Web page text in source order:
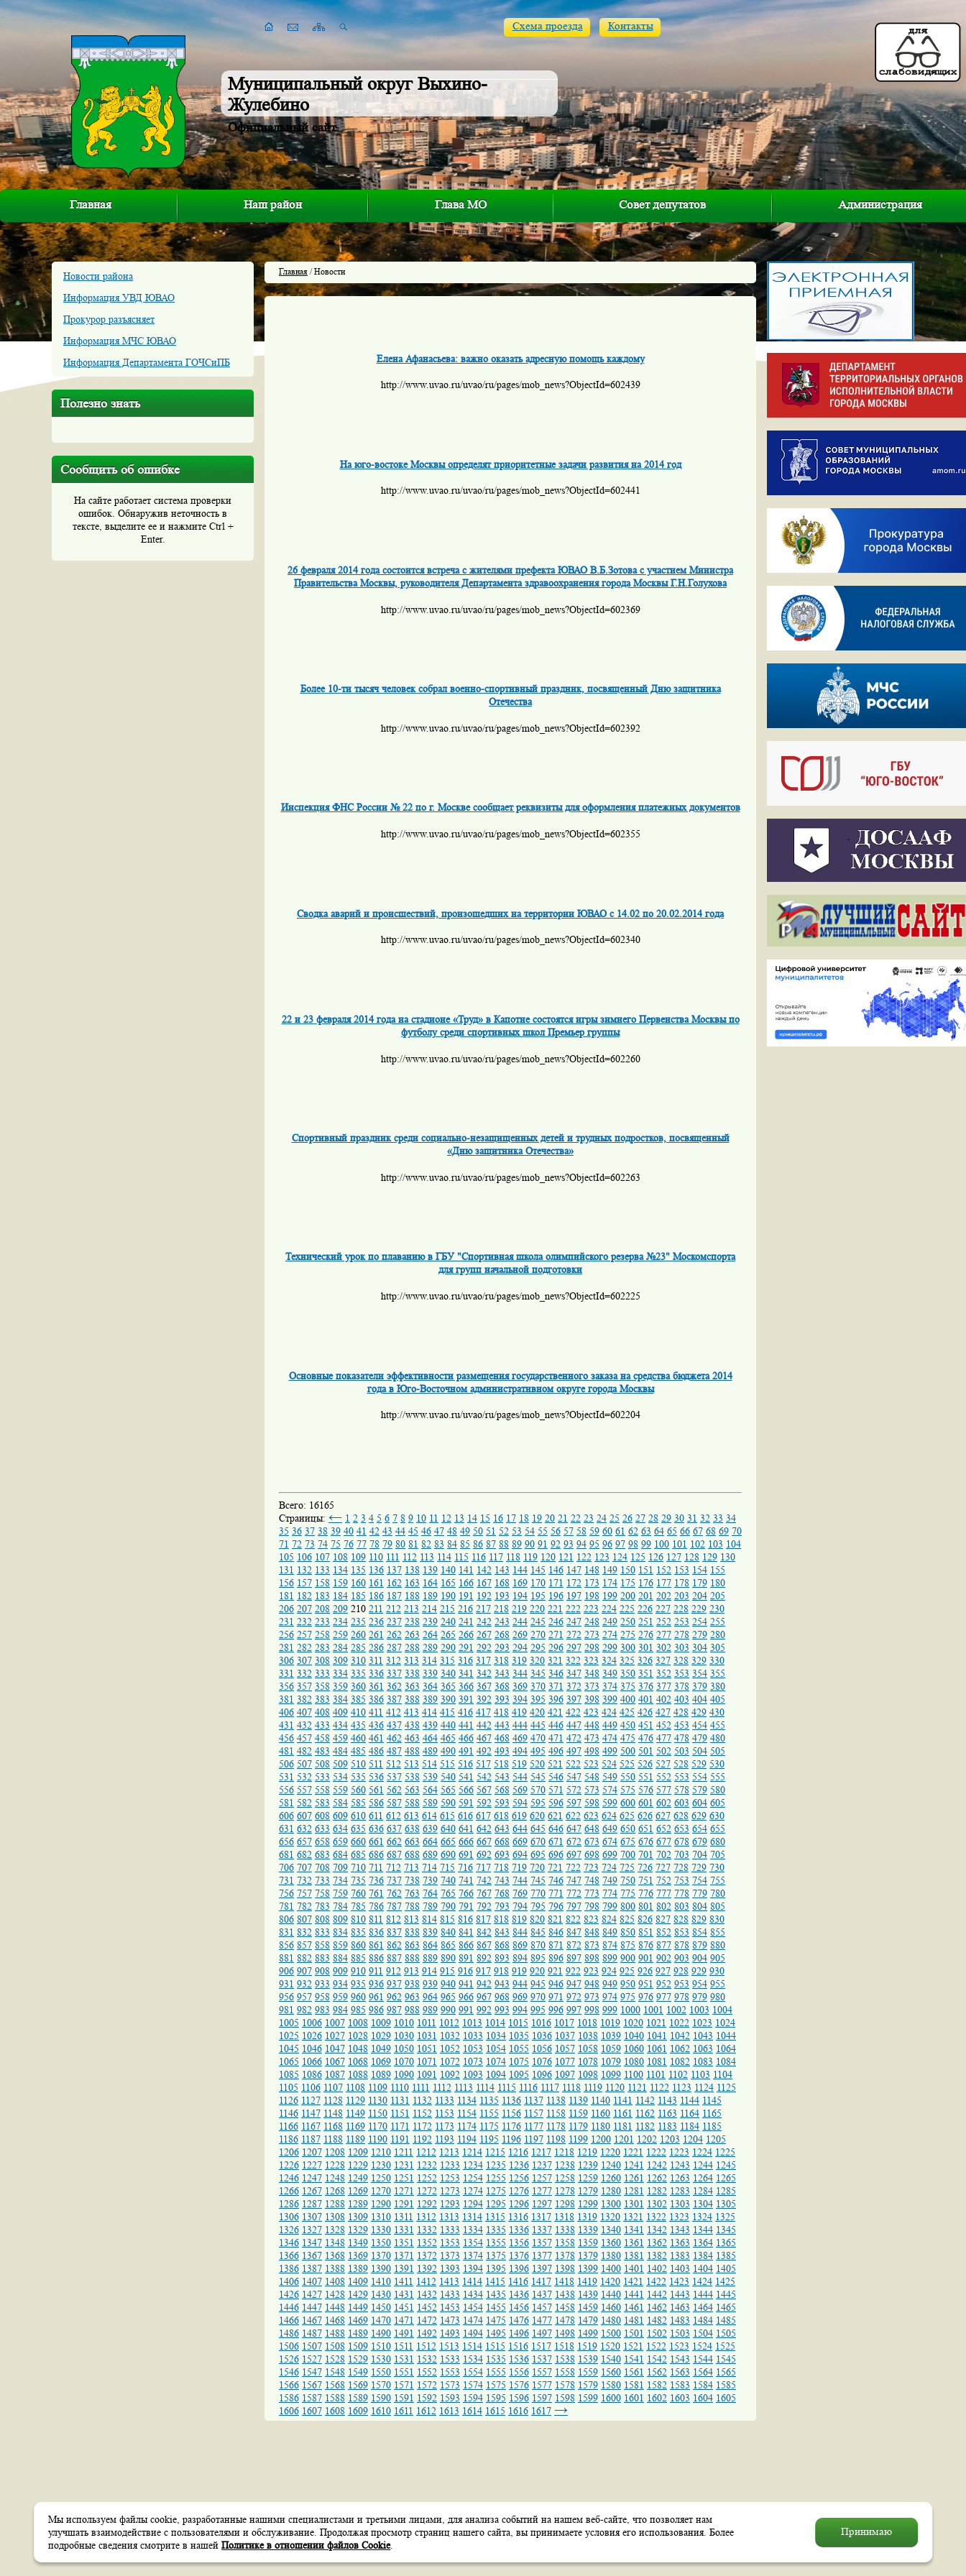
Муниципальный округ Выхино-
Жулебино
Официальный сайт
Схема проезда Контакты
Главная Наш район Глава МО Совет депутатов Администрация
Новости района
Информация УВД ЮВАО
Прокурор разъясняет
Информация МЧС ЮВАО
Информация Департамента ГОЧСиПБ
Полезно знать
Сообщить об ошибке
На сайте работает система проверки
ошибок. Обнаружив неточность в
тексте, выделите ее и нажмите Ctrl +
Enter.
Главная / Новости
Елена Афанасьева: важно оказать адресную помощь каждому
http://www.uvao.ru/uvao/ru/pages/mob_news?ObjectId=602439
На юго-востоке Москвы определят приоритетные задачи развития на 2014 год
http://www.uvao.ru/uvao/ru/pages/mob_news?ObjectId=602441
26 февраля 2014 года состоится встреча с жителями префекта ЮВАО В.Б.Зотова с участием Министра
Правительства Москвы, руководителя Департамента здравоохранения города Москвы Г.Н.Голухова
http://www.uvao.ru/uvao/ru/pages/mob_news?ObjectId=602369
Более 10-ти тысяч человек собрал военно-спортивный праздник, посвященный Дню защитника
Отечества
http://www.uvao.ru/uvao/ru/pages/mob_news?ObjectId=602392
Инспекция ФНС России № 22 по г. Москве сообщает реквизиты для оформления платежных документов
http://www.uvao.ru/uvao/ru/pages/mob_news?ObjectId=602355
Сводка аварий и происшествий, произошедших на территории ЮВАО с 14.02 по 20.02.2014 года
http://www.uvao.ru/uvao/ru/pages/mob_news?ObjectId=602340
22 и 23 февраля 2014 года на стадионе «Труд» в Капотне состоятся игры зимнего Первенства Москвы по
футболу среди спортивных школ Премьер группы
http://www.uvao.ru/uvao/ru/pages/mob_news?ObjectId=602260
Спортивный праздник среди социально-незащищенных детей и трудных подростков, посвященный
«Дню защитника Отечества»
http://www.uvao.ru/uvao/ru/pages/mob_news?ObjectId=602263
Технический урок по плаванию в ГБУ "Спортивная школа олимпийского резерва №23" Москомспорта
для групп начальной подготовки
http://www.uvao.ru/uvao/ru/pages/mob_news?ObjectId=602225
Основные показатели эффективности размещения государственного заказа на средства бюджета 2014
года в Юго-Восточном административном округе города Москвы
http://www.uvao.ru/uvao/ru/pages/mob_news?ObjectId=602204
Всего: 16165
Страницы: ← 1 2 3 4 5 6 7 8 9 10 11 12 13 14 15 16 17 18 19 20 21 22 23 24 25 26 27 28 29 30 31 32 33 34
35 36 37 38 39 40 41 42 43 44 45 46 47 48 49 50 51 52 53 54 55 56 57 58 59 60 61 62 63 64 65 66 67 68 69 70
71 72 73 74 75 76 77 78 79 80 81 82 83 84 85 86 87 88 89 90 91 92 93 94 95 96 97 98 99 100 101 102 103 104
105 106 107 108 109 110 111 112 113 114 115 116 117 118 119 120 121 122 123 124 125 126 127 128 129 130
131 132 133 134 135 136 137 138 139 140 141 142 143 144 145 146 147 148 149 150 151 152 153 154 155
156 157 158 159 160 161 162 163 164 165 166 167 168 169 170 171 172 173 174 175 176 177 178 179 180
181 182 183 184 185 186 187 188 189 190 191 192 193 194 195 196 197 198 199 200 201 202 203 204 205
206 207 208 209 210 211 212 213 214 215 216 217 218 219 220 221 222 223 224 225 226 227 228 229 230
231 232 233 234 235 236 237 238 239 240 241 242 243 244 245 246 247 248 249 250 251 252 253 254 255
256 257 258 259 260 261 262 263 264 265 266 267 268 269 270 271 272 273 274 275 276 277 278 279 280
281 282 283 284 285 286 287 288 289 290 291 292 293 294 295 296 297 298 299 300 301 302 303 304 305
306 307 308 309 310 311 312 313 314 315 316 317 318 319 320 321 322 323 324 325 326 327 328 329 330
331 332 333 334 335 336 337 338 339 340 341 342 343 344 345 346 347 348 349 350 351 352 353 354 355
356 357 358 359 360 361 362 363 364 365 366 367 368 369 370 371 372 373 374 375 376 377 378 379 380
381 382 383 384 385 386 387 388 389 390 391 392 393 394 395 396 397 398 399 400 401 402 403 404 405
406 407 408 409 410 411 412 413 414 415 416 417 418 419 420 421 422 423 424 425 426 427 428 429 430
431 432 433 434 435 436 437 438 439 440 441 442 443 444 445 446 447 448 449 450 451 452 453 454 455
456 457 458 459 460 461 462 463 464 465 466 467 468 469 470 471 472 473 474 475 476 477 478 479 480
481 482 483 484 485 486 487 488 489 490 491 492 493 494 495 496 497 498 499 500 501 502 503 504 505
506 507 508 509 510 511 512 513 514 515 516 517 518 519 520 521 522 523 524 525 526 527 528 529 530
531 532 533 534 535 536 537 538 539 540 541 542 543 544 545 546 547 548 549 550 551 552 553 554 555
556 557 558 559 560 561 562 563 564 565 566 567 568 569 570 571 572 573 574 575 576 577 578 579 580
581 582 583 584 585 586 587 588 589 590 591 592 593 594 595 596 597 598 599 600 601 602 603 604 605
606 607 608 609 610 611 612 613 614 615 616 617 618 619 620 621 622 623 624 625 626 627 628 629 630
631 632 633 634 635 636 637 638 639 640 641 642 643 644 645 646 647 648 649 650 651 652 653 654 655
656 657 658 659 660 661 662 663 664 665 666 667 668 669 670 671 672 673 674 675 676 677 678 679 680
681 682 683 684 685 686 687 688 689 690 691 692 693 694 695 696 697 698 699 700 701 702 703 704 705
706 707 708 709 710 711 712 713 714 715 716 717 718 719 720 721 722 723 724 725 726 727 728 729 730
731 732 733 734 735 736 737 738 739 740 741 742 743 744 745 746 747 748 749 750 751 752 753 754 755
756 757 758 759 760 761 762 763 764 765 766 767 768 769 770 771 772 773 774 775 776 777 778 779 780
781 782 783 784 785 786 787 788 789 790 791 792 793 794 795 796 797 798 799 800 801 802 803 804 805
806 807 808 809 810 811 812 813 814 815 816 817 818 819 820 821 822 823 824 825 826 827 828 829 830
831 832 833 834 835 836 837 838 839 840 841 842 843 844 845 846 847 848 849 850 851 852 853 854 855
856 857 858 859 860 861 862 863 864 865 866 867 868 869 870 871 872 873 874 875 876 877 878 879 880
881 882 883 884 885 886 887 888 889 890 891 892 893 894 895 896 897 898 899 900 901 902 903 904 905
906 907 908 909 910 911 912 913 914 915 916 917 918 919 920 921 922 923 924 925 926 927 928 929 930
931 932 933 934 935 936 937 938 939 940 941 942 943 944 945 946 947 948 949 950 951 952 953 954 955
956 957 958 959 960 961 962 963 964 965 966 967 968 969 970 971 972 973 974 975 976 977 978 979 980
981 982 983 984 985 986 987 988 989 990 991 992 993 994 995 996 997 998 999 1000 1001 1002 1003 1004
1005 1006 1007 1008 1009 1010 1011 1012 1013 1014 1015 1016 1017 1018 1019 1020 1021 1022 1023 1024
1025 1026 1027 1028 1029 1030 1031 1032 1033 1034 1035 1036 1037 1038 1039 1040 1041 1042 1043 1044
1045 1046 1047 1048 1049 1050 1051 1052 1053 1054 1055 1056 1057 1058 1059 1060 1061 1062 1063 1064
1065 1066 1067 1068 1069 1070 1071 1072 1073 1074 1075 1076 1077 1078 1079 1080 1081 1082 1083 1084
1085 1086 1087 1088 1089 1090 1091 1092 1093 1094 1095 1096 1097 1098 1099 1100 1101 1102 1103 1104
1105 1106 1107 1108 1109 1110 1111 1112 1113 1114 1115 1116 1117 1118 1119 1120 1121 1122 1123 1124 1125
1126 1127 1128 1129 1130 1131 1132 1133 1134 1135 1136 1137 1138 1139 1140 1141 1142 1143 1144 1145
1146 1147 1148 1149 1150 1151 1152 1153 1154 1155 1156 1157 1158 1159 1160 1161 1162 1163 1164 1165
1166 1167 1168 1169 1170 1171 1172 1173 1174 1175 1176 1177 1178 1179 1180 1181 1182 1183 1184 1185
1186 1187 1188 1189 1190 1191 1192 1193 1194 1195 1196 1197 1198 1199 1200 1201 1202 1203 1204 1205
1206 1207 1208 1209 1210 1211 1212 1213 1214 1215 1216 1217 1218 1219 1220 1221 1222 1223 1224 1225
1226 1227 1228 1229 1230 1231 1232 1233 1234 1235 1236 1237 1238 1239 1240 1241 1242 1243 1244 1245
1246 1247 1248 1249 1250 1251 1252 1253 1254 1255 1256 1257 1258 1259 1260 1261 1262 1263 1264 1265
1266 1267 1268 1269 1270 1271 1272 1273 1274 1275 1276 1277 1278 1279 1280 1281 1282 1283 1284 1285
1286 1287 1288 1289 1290 1291 1292 1293 1294 1295 1296 1297 1298 1299 1300 1301 1302 1303 1304 1305
1306 1307 1308 1309 1310 1311 1312 1313 1314 1315 1316 1317 1318 1319 1320 1321 1322 1323 1324 1325
1326 1327 1328 1329 1330 1331 1332 1333 1334 1335 1336 1337 1338 1339 1340 1341 1342 1343 1344 1345
1346 1347 1348 1349 1350 1351 1352 1353 1354 1355 1356 1357 1358 1359 1360 1361 1362 1363 1364 1365
1366 1367 1368 1369 1370 1371 1372 1373 1374 1375 1376 1377 1378 1379 1380 1381 1382 1383 1384 1385
1386 1387 1388 1389 1390 1391 1392 1393 1394 1395 1396 1397 1398 1399 1400 1401 1402 1403 1404 1405
1406 1407 1408 1409 1410 1411 1412 1413 1414 1415 1416 1417 1418 1419 1420 1421 1422 1423 1424 1425
1426 1427 1428 1429 1430 1431 1432 1433 1434 1435 1436 1437 1438 1439 1440 1441 1442 1443 1444 1445
1446 1447 1448 1449 1450 1451 1452 1453 1454 1455 1456 1457 1458 1459 1460 1461 1462 1463 1464 1465
1466 1467 1468 1469 1470 1471 1472 1473 1474 1475 1476 1477 1478 1479 1480 1481 1482 1483 1484 1485
1486 1487 1488 1489 1490 1491 1492 1493 1494 1495 1496 1497 1498 1499 1500 1501 1502 1503 1504 1505
1506 1507 1508 1509 1510 1511 1512 1513 1514 1515 1516 1517 1518 1519 1520 1521 1522 1523 1524 1525
1526 1527 1528 1529 1530 1531 1532 1533 1534 1535 1536 1537 1538 1539 1540 1541 1542 1543 1544 1545
1546 1547 1548 1549 1550 1551 1552 1553 1554 1555 1556 1557 1558 1559 1560 1561 1562 1563 1564 1565
1566 1567 1568 1569 1570 1571 1572 1573 1574 1575 1576 1577 1578 1579 1580 1581 1582 1583 1584 1585
1586 1587 1588 1589 1590 1591 1592 1593 1594 1595 1596 1597 1598 1599 1600 1601 1602 1603 1604 1605
1606 1607 1608 1609 1610 1611 1612 1613 1614 1615 1616 1617 →
Создание сайтов
Веб-студияitsoft
Карта сайта Контакты Обратная связь
© 2004–2026 Муниципальное
образование «Выхино–Жулебино»
Мы используем файлы cookie, разработанные нашими специалистами и третьими лицами, для анализа событий на нашем веб-сайте, что позволяет нам
улучшать взаимодействие с пользователями и обслуживание. Продолжая просмотр страниц нашего сайта, вы принимаете условия его использования. Более
подробные сведения смотрите в нашейПолитике в отношении файлов Cookie.
Принимаю